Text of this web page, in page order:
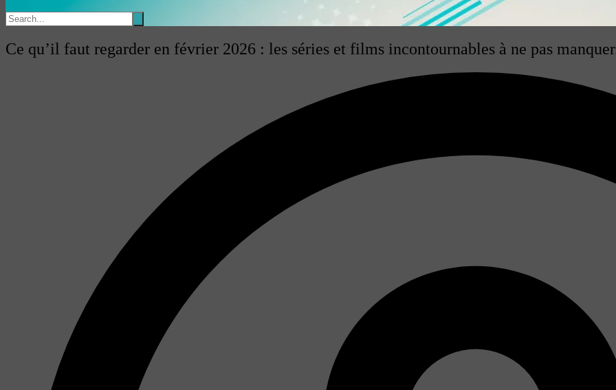
Ce qu’il faut regarder en février 2026 : les séries et films incontournables à ne pas